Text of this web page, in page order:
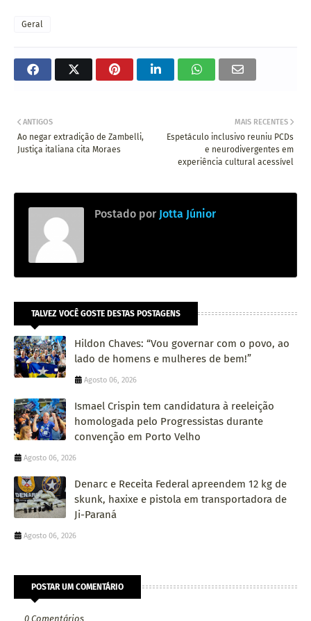
Geral
MAIS RECENTES
Espetáculo inclusivo reuniu PCDs
e neurodivergentes em
experiência cultural acessível
ANTIGOS
Ao negar extradição de Zambelli,
Justiça italiana cita Moraes
Postado por Jotta Júnior
TALVEZ VOCÊ GOSTE DESTAS POSTAGENS
Hildon Chaves: “Vou governar com o povo, ao
lado de homens e mulheres de bem!”
Agosto 06, 2026
Ismael Crispin tem candidatura à reeleição
homologada pelo Progressistas durante
convenção em Porto Velho
Agosto 06, 2026
Denarc e Receita Federal apreendem 12 kg de
skunk, haxixe e pistola em transportadora de
Ji-Paraná
Agosto 06, 2026
POSTAR UM COMENTÁRIO
0 Comentários